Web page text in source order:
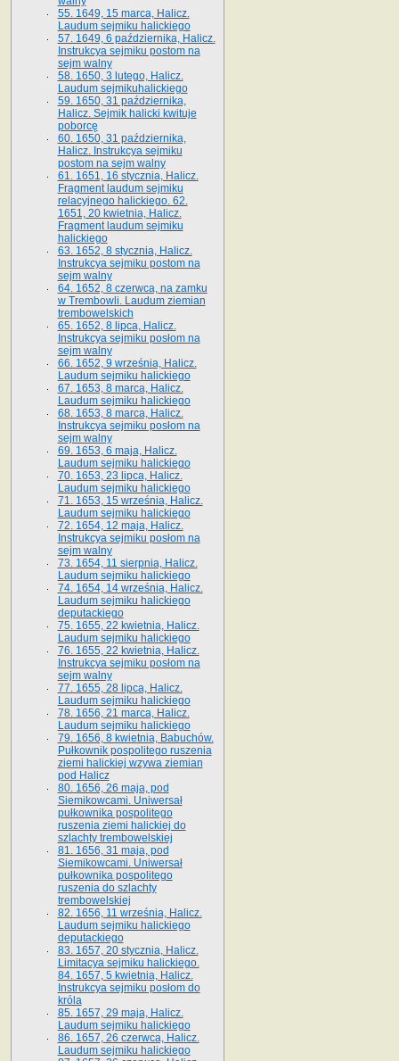
55. 1649, 15 marca, Halicz.
Laudum sejmiku halickiego
57. 1649, 6 października, Halicz.
Instrukcya sejmiku postom na
sejm walny
58. 1650, 3 lutego, Halicz.
Laudum sejmikuhalickiego
59. 1650, 31 października,
Halicz. Sejmik halicki kwituje
poborcę
60. 1650, 31 października,
Halicz. Instrukcya sejmiku
postom na sejm walny
61. 1651, 16 stycznia, Halicz.
Fragment laudum sejmiku
relacyjnego halickiego. 62.
1651, 20 kwietnia, Halicz.
Fragment laudum sejmiku
halickiego
63. 1652, 8 stycznia, Halicz.
Instrukcya sejmiku postom na
sejm walny
64. 1652, 8 czerwca, na zamku
w Trembowli. Laudum ziemian
trembowelskich
65. 1652, 8 lipca, Halicz.
Instrukcya sejmiku posłom na
sejm walny
66. 1652, 9 września, Halicz.
Laudum sejmiku halickiego
67. 1653, 8 marca, Halicz.
Laudum sejmiku halickiego
68. 1653, 8 marca, Halicz.
Instrukcya sejmiku posłom na
sejm walny
69. 1653, 6 maja, Halicz.
Laudum sejmiku halickiego
70. 1653, 23 lipca, Halicz.
Laudum sejmiku halickiego
71. 1653, 15 września, Halicz.
Laudum sejmiku halickiego
72. 1654, 12 maja, Halicz.
Instrukcya sejmiku posłom na
sejm walny
73. 1654, 11 sierpnia, Halicz.
Laudum sejmiku halickiego
74. 1654, 14 września, Halicz.
Laudum sejmiku halickiego
deputackiego
75. 1655, 22 kwietnia, Halicz.
Laudum sejmiku halickiego
76. 1655, 22 kwietnia, Halicz.
Instrukcya sejmiku posłom na
sejm walny
77. 1655, 28 lipca, Halicz.
Laudum sejmiku halickiego
78. 1656, 21 marca, Halicz.
Laudum sejmiku halickiego
79. 1656, 8 kwietnia, Babuchów.
Pułkownik pospolitego ruszenia
ziemi halickiej wzywa ziemian
pod Halicz
80. 1656, 26 maja, pod
Siemikowcami. Uniwersał
pułkownika pospolitego
ruszenia ziemi halickiej do
szlachty trembowelskiej
81. 1656, 31 maja, pod
Siemikowcami. Uniwersał
pułkownika pospolitego
ruszenia do szlachty
trembowelskiej
82. 1656, 11 września, Halicz.
Laudum sejmiku halickiego
deputackiego
83. 1657, 20 stycznia, Halicz.
Limitacya sejmiku halickiego.
84. 1657, 5 kwietnia, Halicz.
Instrukcya sejmiku posłom do
króla
85. 1657, 29 maja, Halicz.
Laudum sejmiku halickiego
86. 1657, 26 czerwca, Halicz.
Laudum sejmiku halickiego